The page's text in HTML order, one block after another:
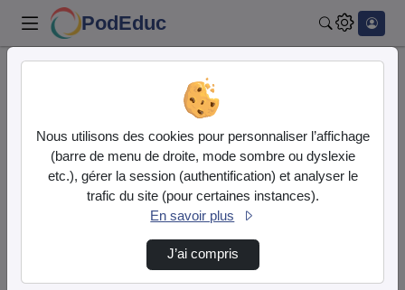
PodEduc
CROSS Interdegré Ouangani 2023 vidéo#2.mp4
Lire
Nous utilisons des cookies pour personnaliser l’affichage
(barre de menu de droite, mode sombre ou dyslexie
etc.), gérer la session (authentification) et analyser le
trafic du site (pour certaines instances).
En savoir plus
J’ai compris